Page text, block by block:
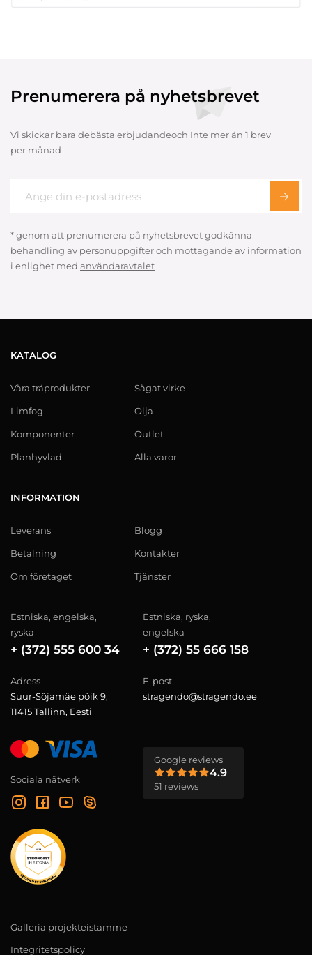
Prenumerera på nyhetsbrevet
Vi skickar bara debästa erbjudandeoch Inte mer än 1 brev
per månad
* genom att prenumerera på nyhetsbrevet godkänna
behandling av personuppgifter och mottagande av information
i enlighet med användaravtalet
KATALOG
Våra träprodukter
Limfog
Komponenter
Planhyvlad
Sågat virke
Olja
Outlet
Alla varor
INFORMATION
Leverans
Betalning
Om företaget
Blogg
Kontakter
Tjänster
Estniska, engelska,
ryska
+ (372) 555 600 34
Estniska, ryska,
engelska
+ (372) 55 666 158
Adress
Suur-Sõjamäe põik 9,
11415 Tallinn, Eesti
E-post
stragendo@stragendo.ee
Sociala nätverk
Google reviews
4.9
51 reviews
Galleria projekteistamme
Integritetspolicy